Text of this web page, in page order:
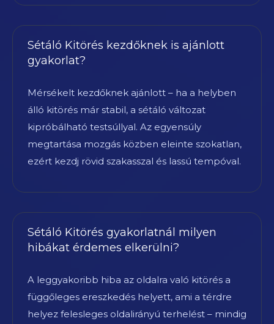
Sétáló Kitörés kezdőknek is ajánlott
gyakorlat?
Mérsékelt kezdőknek ajánlott – ha a helyben
álló kitörés már stabil, a sétáló változat
kipróbálható testsúllyal. Az egyensúly
megtartása mozgás közben eleinte szokatlan,
ezért kezdj rövid szakasszal és lassú tempóval.
Sétáló Kitörés gyakorlatnál milyen
hibákat érdemes elkerülni?
A leggyakoribb hiba az oldalra való kitörés a
függőleges ereszkedés helyett, ami a térdre
helyez felesleges oldalirányú terhelést – mindig